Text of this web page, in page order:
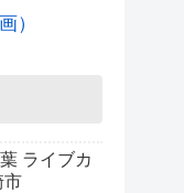
）
ライブカ
市